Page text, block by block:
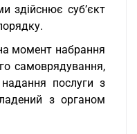
здійснює суб’єкт
момент набрання
самоврядування,
послуги з
з органом